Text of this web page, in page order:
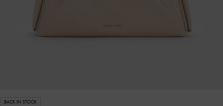
BACK IN STOCK